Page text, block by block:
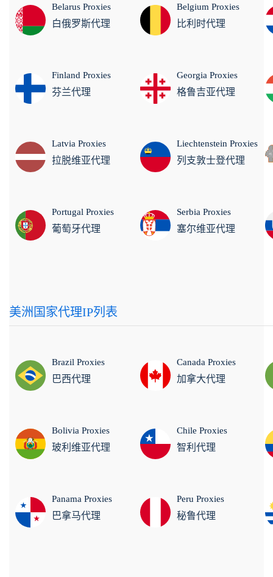
Belarus Proxies
白俄罗斯代理
Belgium Proxies
比利时代理
Finland Proxies
芬兰代理
Georgia Proxies
格鲁吉亚代理
Latvia Proxies
拉脱维亚代理
Liechtenstein Proxies
列支敦士登代理
Portugal Proxies
葡萄牙代理
Serbia Proxies
塞尔维亚代理
美洲国家代理IP列表
Brazil Proxies
巴西代理
Canada Proxies
加拿大代理
Bolivia Proxies
玻利维亚代理
Chile Proxies
智利代理
Panama Proxies
巴拿马代理
Peru Proxies
秘鲁代理